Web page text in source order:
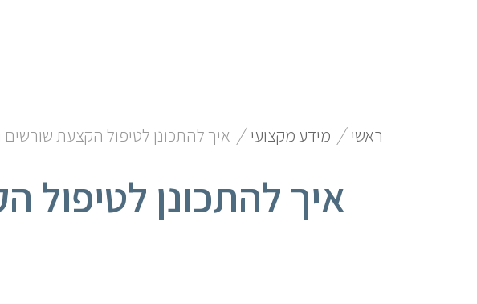
ראשי / מידע מקצועי / איך להתכונן לטיפול הקצעת
איך להתכונן